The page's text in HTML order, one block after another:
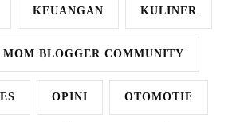
KEUANGAN KULINER
MOM BLOGGER COMMUNITY
OPINI OTOMOTIF